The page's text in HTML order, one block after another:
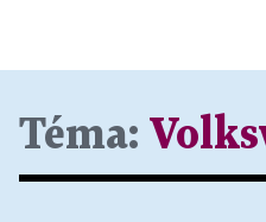
Téma: